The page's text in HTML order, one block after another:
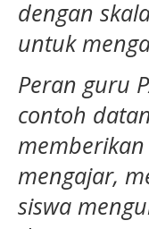
dengan
untuk
Peran guru
contoh
mengajar,
siswa